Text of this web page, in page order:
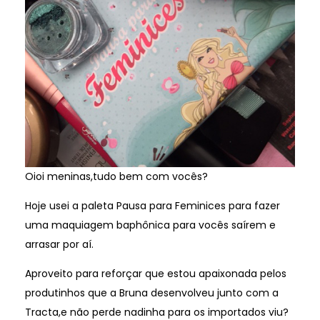
Oioi meninas,tudo bem com vocês?
Hoje usei a paleta Pausa para Feminices para fazer
uma maquiagem baphônica para vocês saírem e
arrasar por aí.
Aproveito para reforçar que estou apaixonada pelos
produtinhos que a Bruna desenvolveu junto com a
Tracta,e não perde nadinha para os importados viu?